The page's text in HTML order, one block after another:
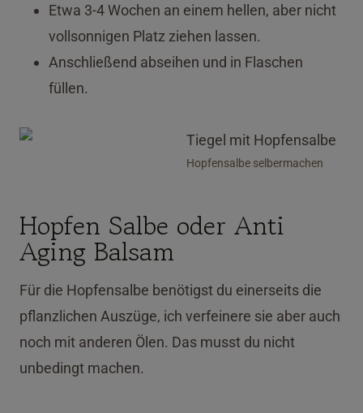
Etwa 3-4 Wochen an einem hellen, aber nicht
vollsonnigen Platz ziehen lassen.
Anschließend abseihen und in Flaschen
füllen.
Hopfensalbe selbermachen
Hopfen Salbe oder Anti
Aging Balsam
Für die Hopfensalbe benötigst du einerseits die
pflanzlichen Auszüge, ich verfeinere sie aber auch
noch mit anderen Ölen. Das musst du nicht
unbedingt machen.